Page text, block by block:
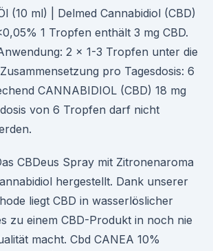
(10 ml) | Delmed Cannabidiol (CBD)
1 Tropfen enthält 3 mg CBD.
2 x 1-3 Tropfen unter die
pro Tagesdosis: 6
CANNABIDIOL (CBD) 18 mg
von 6 Tropfen darf nicht
CBDeus Spray mit Zitronenaroma
hergestellt. Dank unserer
liegt CBD in wasserlöslicher
zu einem CBD-Produkt in noch nie
macht. Cbd CANEA 10%